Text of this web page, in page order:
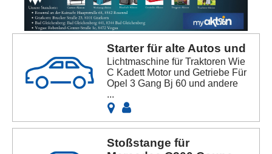
Starter für alte Autos und
Lichtmaschine für Traktoren Wie
C Kadett Motor und Getriebe Für
Opel 3 Gang Bj 60 und andere
...
Stoßstange für